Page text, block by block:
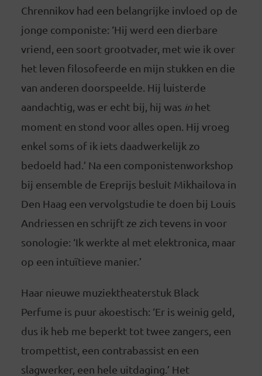
Chrennikov had een belangrijke invloed op de
jonge componiste: ‘Hij werd een dierbare
vriend, een soort grootvader, met wie ik over
het leven filosofeerde en mijn stukken en die
van anderen doorspeelde. Hij luisterde
aandachtig, was er echt bij, hij was in het
moment en stond voor alles open. Hij vroeg
enkel soms of ik iets daadwerkelijk zo
bedoeld had.’ Na een componistenworkshop
bij ensemble de Ereprijs besluit Mikhailova in
Den Haag een vervolgstudie te doen bij Louis
Andriessen en schrijft ze zich tevens in voor
sonologie: ‘Ik werkte al met elektronica, maar
op een intuïtieve manier.’
Haar nieuwe muziektheaterstuk Black
Perfume is puur akoestisch: ‘Er is weinig geld,
dus ik heb me beperkt tot twee zangers, een
trompettist, een contrabassist en een
slagwerker, een hele uitdaging.’ Het